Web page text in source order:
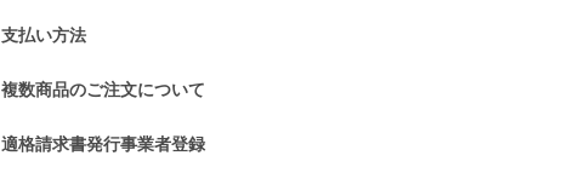
支払い方法
複数商品のご注文について
適格請求書発行事業者登録